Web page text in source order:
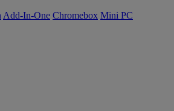
Add-In-One Chromebox Mini PC